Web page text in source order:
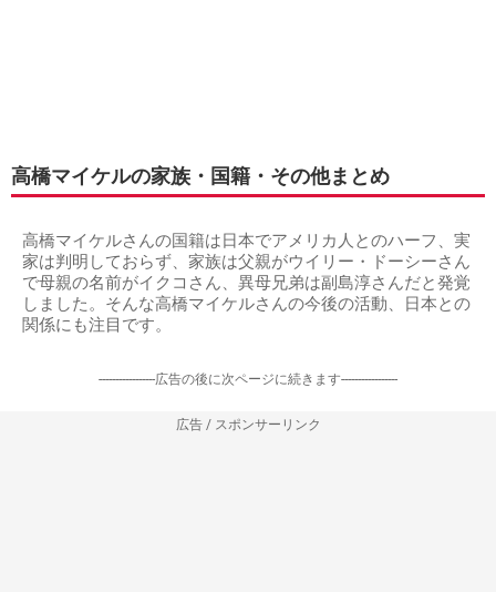
高橋マイケルの家族・国籍・その他まとめ
高橋マイケルさんの国籍は日本でアメリカ人とのハーフ、実
家は判明しておらず、家族は父親がウイリー・ドーシーさん
で母親の名前がイクコさん、異母兄弟は副島淳さんだと発覚
しました。そんな高橋マイケルさんの今後の活動、日本との
関係にも注目です。
-----------------広告の後に次ページに続きます-----------------
広告 / スポンサーリンク